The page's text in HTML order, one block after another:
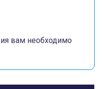
вам необходимо